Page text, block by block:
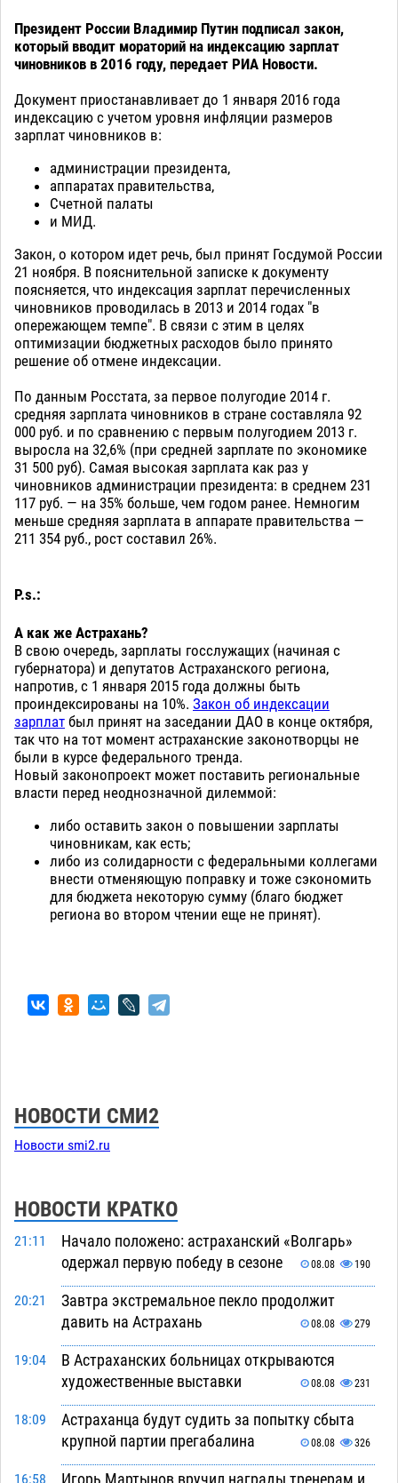
Президент России Владимир Путин подписал закон,
который вводит мораторий на индексацию зарплат
чиновников в 2016 году, передает РИА Новости.
Документ приостанавливает до 1 января 2016 года
индексацию с учетом уровня инфляции размеров
зарплат чиновников в:
администрации президента,
аппаратах правительства,
Счетной палаты
и МИД.
Закон, о котором идет речь, был принят Госдумой России
21 ноября. В пояснительной записке к документу
поясняется, что индексация зарплат перечисленных
чиновников проводилась в 2013 и 2014 годах "в
опережающем темпе". В связи с этим в целях
оптимизации бюджетных расходов было принято
решение об отмене индексации.
По данным Росстата, за первое полугодие 2014 г.
средняя зарплата чиновников в стране составляла 92
000 руб. и по сравнению с первым полугодием 2013 г.
выросла на 32,6% (при средней зарплате по экономике
31 500 руб). Самая высокая зарплата как раз у
чиновников администрации президента: в среднем 231
117 руб. — на 35% больше, чем годом ранее. Немногим
меньше средняя зарплата в аппарате правительства —
211 354 руб., рост составил 26%.
P.s.:
А как же Астрахань?
В свою очередь, зарплаты госслужащих (начиная с
губернатора) и депутатов Астраханского региона,
напротив, с 1 января 2015 года должны быть
проиндексированы на 10%. Закон об индексации
зарплат был принят на заседании ДАО в конце октября,
так что на тот момент астраханские законотворцы не
были в курсе федерального тренда.
Новый законопроект может поставить региональные
власти перед неоднозначной дилеммой:
либо оставить закон о повышении зарплаты
чиновникам, как есть;
либо из солидарности с федеральными коллегами
внести отменяющую поправку и тоже сэкономить
для бюджета некоторую сумму (благо бюджет
региона во втором чтении еще не принят).
НОВОСТИ СМИ2
Новости smi2.ru
НОВОСТИ КРАТКО
21:11
Начало положено: астраханский «Волгарь»
одержал первую победу в сезоне
08.08 190
20:21
Завтра экстремальное пекло продолжит
давить на Астрахань
08.08 279
19:04
В Астраханских больницах открываются
художественные выставки
08.08 231
18:09
Астраханца будут судить за попытку сбыта
крупной партии прегабалина
08.08 326
16:58 Игорь Мартынов вручил награды тренерам и